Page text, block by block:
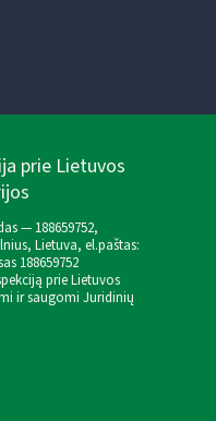
prie Lietuvos
— 188659752,
Lietuva, el.paštas:
188659752
prie Lietuvos
ir saugomi Juridinių